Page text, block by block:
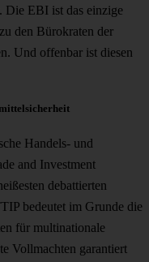
Die EBI ist das einzige
den Bürokraten der
Und offenbar ist diesen
Handels- und
and Investment
debattierten
bedeutet im Grunde die
für multinationale
Vollmachten garantiert